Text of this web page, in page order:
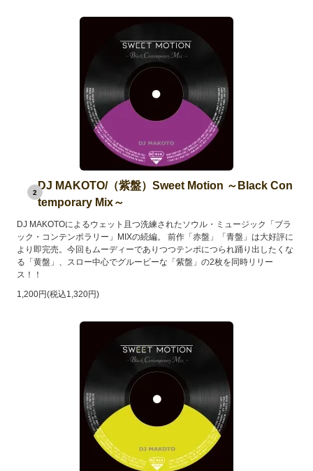
2
DJ MAKOTO/（紫盤）Sweet Motion ～Black Con
temporary Mix～
DJ MAKOTOによるウェット且つ洗練されたソウル・ミュージック「ブラ
ック・コンテンポラリー」MIXの続編。 前作「赤盤」「青盤」は大好評に
より即完売。今回もムーディーでありつつテンポにつられ踊り出したくな
る「黄盤」、スロー中心でグルービーな「紫盤」の2枚を同時リリー
ス！！
1,200円(税込1,320円)